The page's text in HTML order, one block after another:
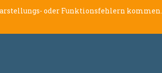
oder Funktionsfehlern kommen.